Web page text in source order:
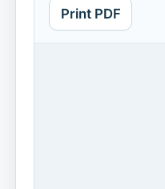
Print PDF